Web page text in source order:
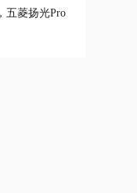
五菱扬光Pro